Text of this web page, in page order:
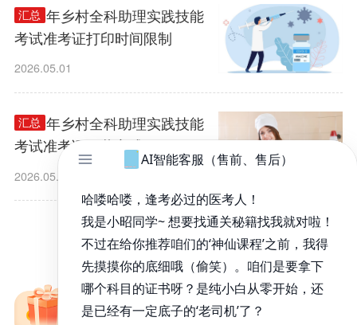
汇总
2026年乡村全科助理实践技能
考试准考证打印时间限制
2026.05.01
汇总
2026年乡村全科助理实践技能
考试准考证下载方式
2026.05.01
1/3
免费备考资料包